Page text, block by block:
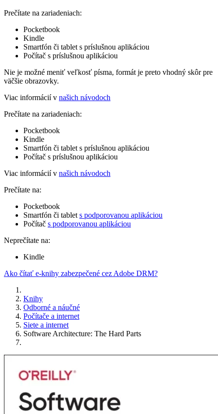
Prečítate na zariadeniach:
Pocketbook
Kindle
Smartfón či tablet s príslušnou aplikáciou
Počítač s príslušnou aplikáciou
Nie je možné meniť veľkosť písma, formát je preto vhodný skôr pre
väčšie obrazovky.
Viac informácií v našich návodoch
Prečítate na zariadeniach:
Pocketbook
Kindle
Smartfón či tablet s príslušnou aplikáciou
Počítač s príslušnou aplikáciou
Viac informácií v našich návodoch
Prečítate na:
Pocketbook
Smartfón či tablet s podporovanou aplikáciou
Počítač s podporovanou aplikáciou
Neprečítate na:
Kindle
Ako čítať e-knihy zabezpečené cez Adobe DRM?
Knihy
Odborné a náučné
Počítače a internet
Siete a internet
Software Architecture: The Hard Parts